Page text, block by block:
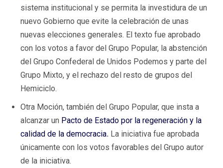
sistema institucional y se permita la investidura de un
nuevo Gobierno que evite la celebración de unas
nuevas elecciones generales. El texto fue aprobado
con los votos a favor del Grupo Popular, la abstención
del Grupo Confederal de Unidos Podemos y parte del
Grupo Mixto, y el rechazo del resto de grupos del
Hemiciclo.
Otra Moción, también del Grupo Popular, que insta a
alcanzar un Pacto de Estado por la regeneración y la
calidad de la democracia. La iniciativa fue aprobada
únicamente con los votos favorables del Grupo autor
de la iniciativa.